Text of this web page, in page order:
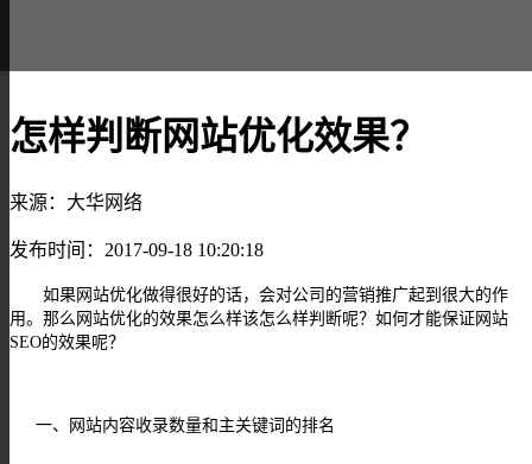
怎样判断网站优化效果？
来源：大华网络
发布时间：2017-09-18 10:20:18
如果网站优化做得很好的话，会对公司的营销推广起到很大的作
用。那么网站优化的效果怎么样该怎么样判断呢？如何才能保证网站
SEO的效果呢？
一、网站内容收录数量和主关键词的排名